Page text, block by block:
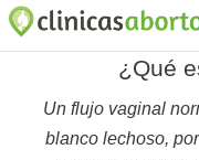
¿Qué
Un flujo vaginal
blanco lechoso,